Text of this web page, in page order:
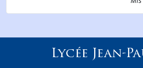
Lycée Jean-